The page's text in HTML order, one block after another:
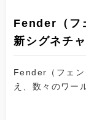
Fender（フ
新シグネチ
Fender（フェ
え、数々のワー